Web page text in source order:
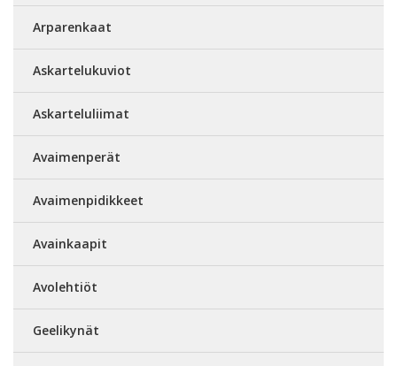
Arparenkaat
Askartelukuviot
Askarteluliimat
Avaimenperät
Avaimenpidikkeet
Avainkaapit
Avolehtiöt
Geelikynät